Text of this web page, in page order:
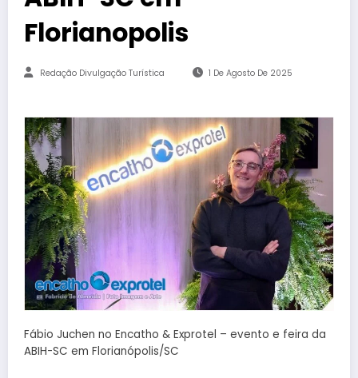
Florianopolis
Redação Divulgação Turística 1 De Agosto De 2025
Fábio Juchen no Encatho & Exprotel – evento e feira da
ABIH-SC em Florianópolis/SC